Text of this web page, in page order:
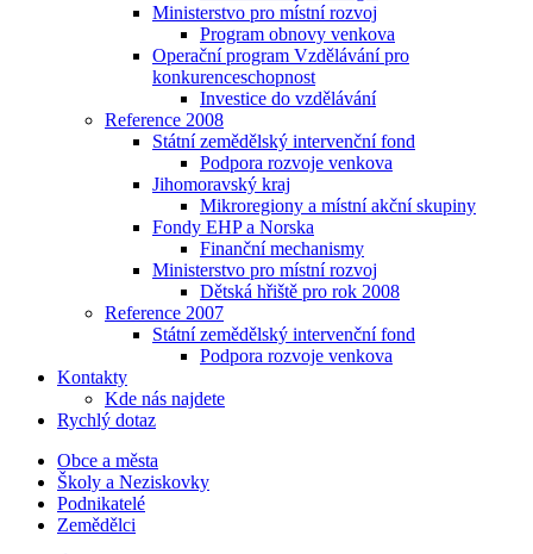
Ministerstvo pro místní rozvoj
Program obnovy venkova
Operační program Vzdělávání pro
konkurenceschopnost
Investice do vzdělávání
Reference 2008
Státní zemědělský intervenční fond
Podpora rozvoje venkova
Jihomoravský kraj
Mikroregiony a místní akční skupiny
Fondy EHP a Norska
Finanční mechanismy
Ministerstvo pro místní rozvoj
Dětská hřiště pro rok 2008
Reference 2007
Státní zemědělský intervenční fond
Podpora rozvoje venkova
Kontakty
Kde nás najdete
Rychlý dotaz
Obce a města
Školy a Neziskovky
Podnikatelé
Zemědělci